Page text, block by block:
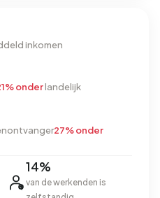
inkomen
onderlandelijk
27% onder
14%
van de werkenden is